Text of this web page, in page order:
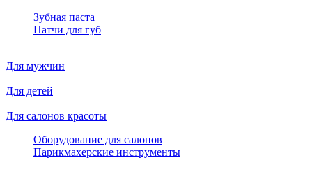
Зубная паста
Патчи для губ
Для мужчин
Для детей
Для салонов красоты
Оборудование для салонов
Парикмахерские инструменты